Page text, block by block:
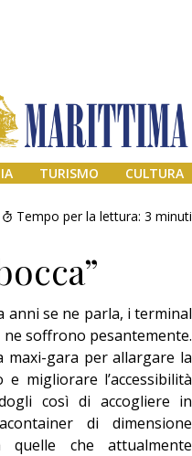
TURISMO CULTURA
Tempo per la lettura: 3 minuti
anni se ne parla, i terminal
soffrono pesantemente.
maxi-gara per allargare la
migliorare l’accessibilità
così di accogliere in
di dimensione
che attualmente
Addio amico
Giorgio
Editoriale